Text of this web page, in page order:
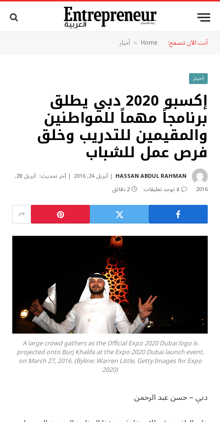
أنت الآن تتصفح: Home
» أخبار
أخبار
إكسبو 2020 دبي يطلق
برنامجاً مهماً للمواطنين
والمقيمين للتدريب وخلق
فرص عمل للشباب
HASSAN ABDUL RAHMAN أبريل 24, 2016 آخر تحديث:
أبريل 28,
2016
لا توجد تعليقات 2 دقائق
A large crowd gathers as the Official Expo 2020 Dubai logo is
projected onto Burj Khalifa at the Expo 2020 Dubai launch event,
on March 27, 2016. (Byline: Warren Little, Getty Images for Expo
2020)
دبي – حسن عبد الرحمن